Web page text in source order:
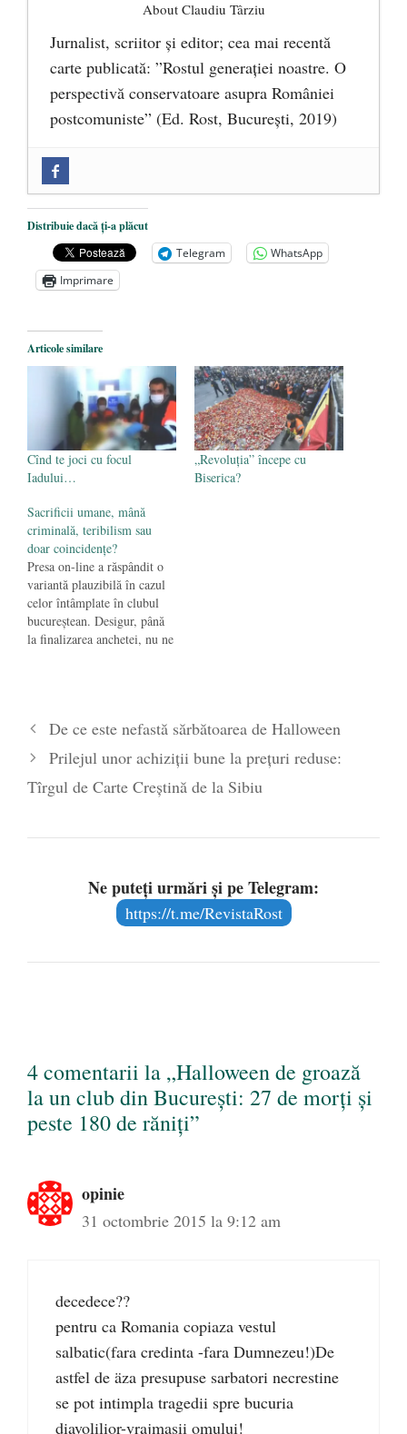
About Claudiu Târziu
Jurnalist, scriitor şi editor; cea mai recentă
carte publicată: ”Rostul generației noastre. O
perspectivă conservatoare asupra României
postcomuniste” (Ed. Rost, București, 2019)
Târziu cere anchetă a Parchetului
European și reforme pentru a bloca
achizițiile la suprapreț - 13 august 2025
Dragi prieteni din Constanța
România nu știe să își folosească și să își
protejeze resursele
Distribuie dacă ți-a plăcut
Telegram
WhatsApp
Imprimare
Articole similare
Cînd te joci cu focul
Iadului…
„Revoluţia” începe cu
Biserica?
Sacrificii umane, mână
criminală, teribilism sau
doar coincidenţe?
Presa on-line a răspândit o
variantă plauzibilă în cazul
celor întâmplate în clubul
bucureştean. Desigur, până
la finalizarea anchetei, nu ne
prezenţi în club afirmă pe
ce urma.…
De ce este nefastă sărbătoarea de Halloween
Prilejul unor achiziţii bune la preţuri reduse:
Tîrgul de Carte Creştină de la Sibiu
Ne puteți urmări și pe Telegram:
https://t.me/RevistaRost
4 comentarii la „Halloween de groază
la un club din Bucureşti: 27 de morţi şi
peste 180 de răniţi”
opinie
31 octombrie 2015 la 9:12 am
decedece??
pentru ca Romania copiaza vestul
salbatic(fara credinta -fara Dumnezeu!)De
astfel de äza presupuse sarbatori necrestine
se pot intimpla tragedii spre bucuria
diavolilior-vrajmasii omului!